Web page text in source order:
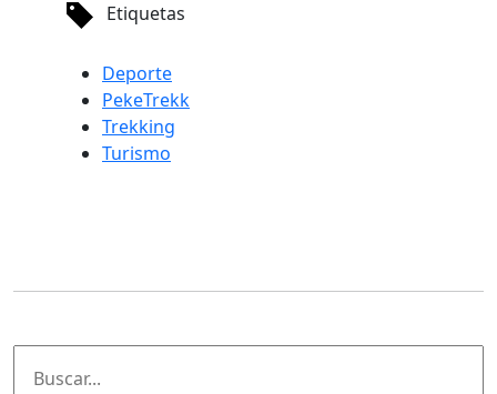
Etiquetas
Deporte
PekeTrekk
Trekking
Turismo